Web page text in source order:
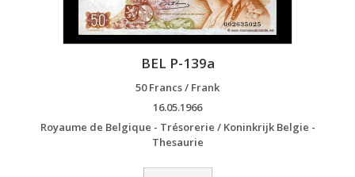
BEL P-139a
50 Francs / Frank
16.05.1966
Royaume de Belgique - Trésorerie / Koninkrijk Belgie -
Thesaurie